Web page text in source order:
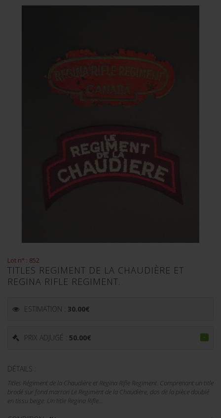
Lot n° : 852
TITLES REGIMENT DE LA CHAUDIÈRE ET
REGINA RIFLE REGIMENT.
ESTIMATION : 30.00€
PRIX ADJUGÉ : 50.00€
DÉTAILS :
Titles Régiment de la Chaudière et Regina Rifle Regiment. Comprenant un title
brodé sur fond marron Le Regiment de la Chaudière, dos de la pièce doublé
en tissu beige. Un title Regina Rifle...